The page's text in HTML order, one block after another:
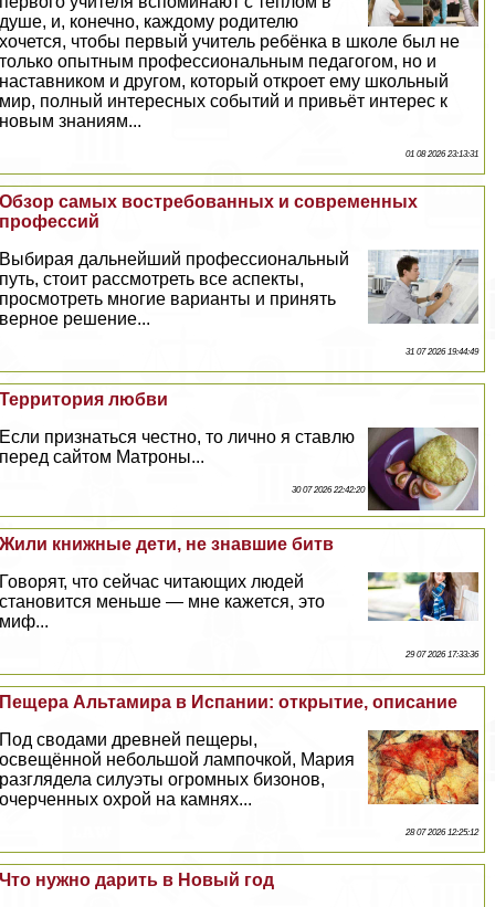
душе, и, конечно, каждому родителю
хочется, чтобы первый учитель ребёнка в школе был не
только опытным профессиональным педагогом, но и
наставником и другом, который откроет ему школьный
мир, полный интересных событий и привьёт интерес к
новым знаниям...
01 08 2026 23:13:31
Обзор самых востребованных и современных
профессий
Выбирая дальнейший профессиональный
путь, стоит рассмотреть все аспекты,
просмотреть многие варианты и принять
верное решение...
31 07 2026 19:44:49
Территория любви
Если признаться честно, то лично я ставлю
перед сайтом Матроны...
30 07 2026 22:42:20
Жили книжные дети, не знавшие битв
Говорят, что сейчас читающих людей
становится меньше — мне кажется, это
миф...
29 07 2026 17:33:36
Пещера Альтамира в Испании: открытие, описание
Под сводами древней пещеры,
освещённой небольшой лампочкой, Мария
разглядела силуэты огромных бизонов,
очерченных охрой на камнях...
28 07 2026 12:25:12
Что нужно дарить в Новый год